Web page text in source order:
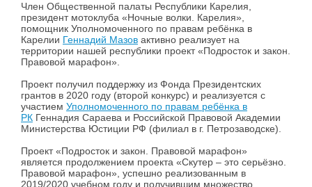
Член Общественной палаты Республики Карелия,
президент мотоклуба «Ночные волки. Карелия»,
помощник Уполномоченного по правам ребёнка в
Карелии Геннадий Мазов активно реализует на
территории нашей республики проект «Подросток и закон.
Правовой марафон».
Проект получил поддержку из Фонда Президентских
грантов в 2020 году (второй конкурс) и реализуется с
участием Уполномоченного по правам ребёнка в
РК Геннадия Сараева и Российской Правовой Академии
Министерства Юстиции РФ (филиал в г. Петрозаводске).
Проект «Подросток и закон. Правовой марафон»
является продолжением проекта «Скутер – это серьёзно.
Правовой марафон», успешно реализованным в
2019/2020 учебном году и получившим множество